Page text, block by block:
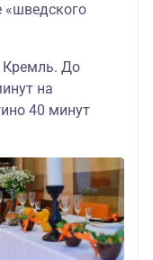
«шведского
Кремль. До
на
40 минут